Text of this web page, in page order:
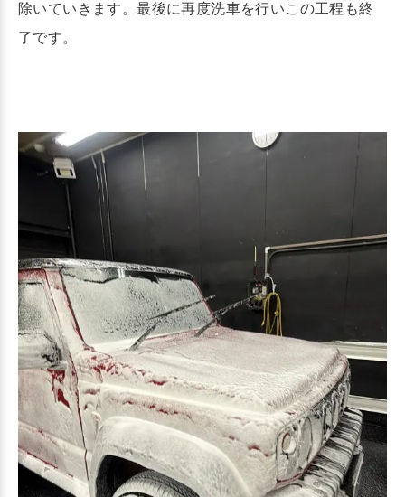
除いていきます。最後に再度洗車を行いこの工程も終
了です。